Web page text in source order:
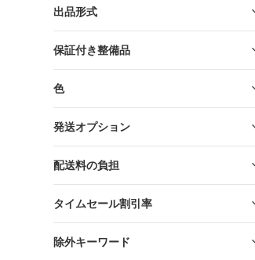
出品形式
保証付き整備品
色
発送オプション
配送料の負担
タイムセール割引率
除外キーワード